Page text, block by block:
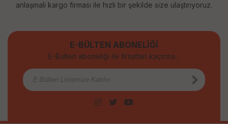
anlaşmalı kargo firması ile hızlı bir şekilde size ulaştırıyoruz.
E-BÜLTEN ABONELİĞİ
E-Bülten aboneliği ile fırsatları kaçırma...